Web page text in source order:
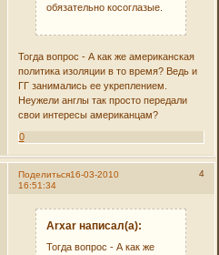
обязательно косоглазые.
Тогда вопрос - А как же американская
политика изоляции в то время? Ведь и
ГГ занимались ее укреплением.
Неужели англы так просто передали
свои интересы американцам?
0
Поделиться 4
16-03-2010
16:51:34
Arxar написал(а):
Тогда вопрос - А как же